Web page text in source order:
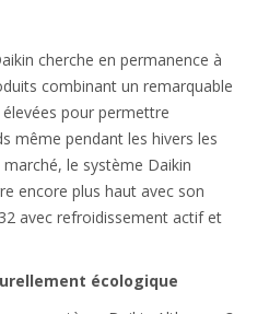
cherche en permanence à
combinant un remarquable
pour permettre
même pendant les hivers les
le système Daikin
encore plus haut avec son
avec refroidissement actif et
écologique